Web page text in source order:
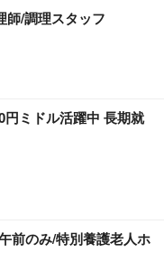
師/調理スタッフ
ミドル活躍中 長期就
前のみ/特別養護老人ホ